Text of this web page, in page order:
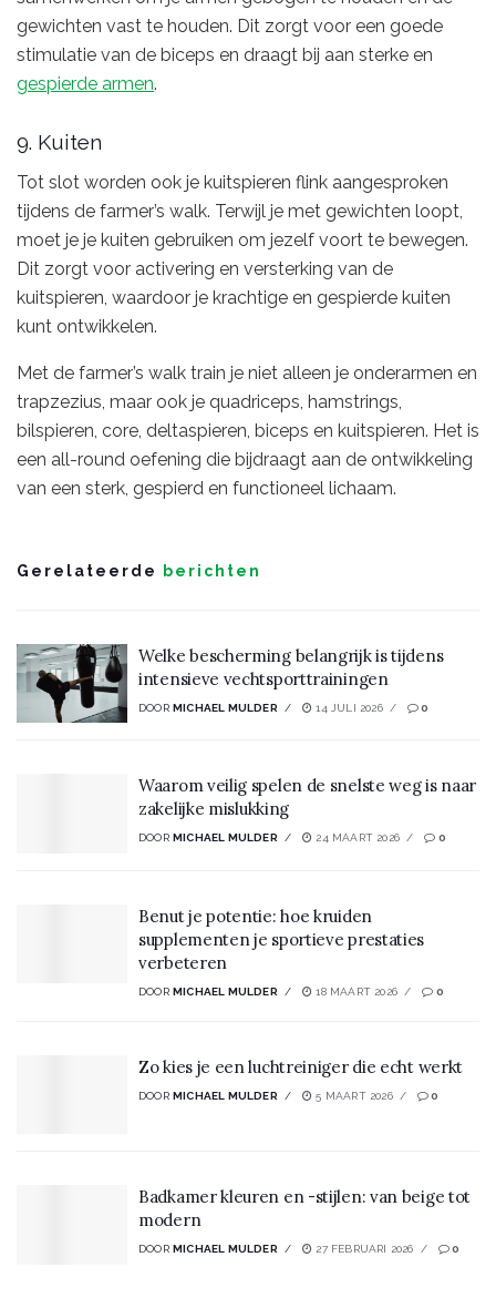
gewichten vast te houden. Dit zorgt voor een goede
stimulatie van de biceps en draagt bij aan sterke en
gespierde armen.
9. Kuiten
Tot slot worden ook je kuitspieren flink aangesproken
tijdens de farmer’s walk. Terwijl je met gewichten loopt,
moet je je kuiten gebruiken om jezelf voort te bewegen.
Dit zorgt voor activering en versterking van de
kuitspieren, waardoor je krachtige en gespierde kuiten
kunt ontwikkelen.
Met de farmer’s walk train je niet alleen je onderarmen en
trapzezius, maar ook je quadriceps, hamstrings,
bilspieren, core, deltaspieren, biceps en kuitspieren. Het is
een all-round oefening die bijdraagt aan de ontwikkeling
van een sterk, gespierd en functioneel lichaam.
Gerelateerde berichten
Welke bescherming belangrijk is tijdens
intensieve vechtsporttrainingen
DOOR MICHAEL MULDER 14 JULI 2026 0
Waarom veilig spelen de snelste weg is naar
zakelijke mislukking
DOOR MICHAEL MULDER 24 MAART 2026 0
Benut je potentie: hoe kruiden
supplementen je sportieve prestaties
verbeteren
DOOR MICHAEL MULDER 18 MAART 2026 0
Zo kies je een luchtreiniger die echt werkt
DOOR MICHAEL MULDER 5 MAART 2026 0
Badkamer kleuren en -stijlen: van beige tot
modern
DOOR MICHAEL MULDER 27 FEBRUARI 2026 0